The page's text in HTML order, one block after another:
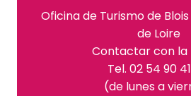
Oficina de Turismo de
de Loire
Contactar con la
Tel. 02 54 90
(de lunes a